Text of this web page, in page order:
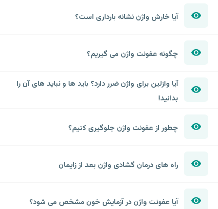
آیا خارش واژن نشانه بارداری است؟
چگونه عفونت واژن می گیریم؟
آیا وازلین برای واژن ضرر دارد؟ باید ها و نباید های آن را
بدانید!
چطور از عفونت واژن جلوگیری کنیم؟
راه های درمان گشادی واژن بعد از زایمان
آیا عفونت واژن در آزمایش خون مشخص می شود؟